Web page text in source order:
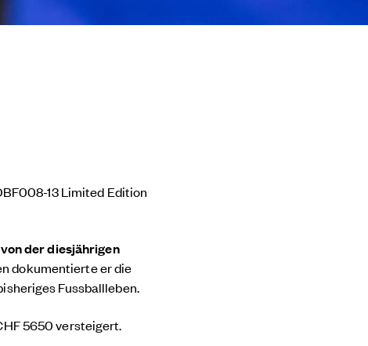
13 Limited Edition
der diesjährigen
dokumentierte er die
Fussballleben.
5650 versteigert.